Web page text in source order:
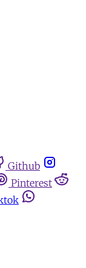
Github
Pinterest